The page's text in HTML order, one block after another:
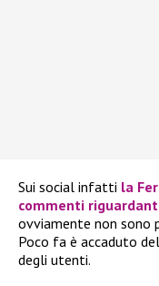
Sui social infatti la
commenti
ovviamente non sono
Poco fa è accaduto
degli utenti.